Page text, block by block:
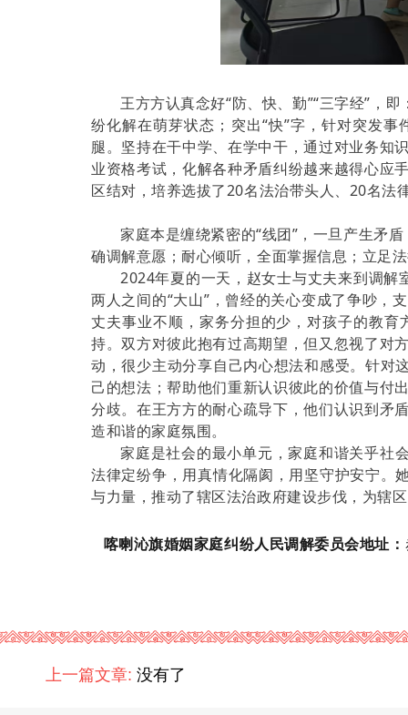
王方方认真念好“防、快、勤”“三字经”，
纷化解在萌芽状态；突出“快”字，针对突发
腿。坚持在干中学、在学中干，通过对业务知
业资格考试，化解各种矛盾纠纷越来越得心应
区结对，培养选拔了20名法治带头人、20名法
家庭本是缠绕紧密的“线团”，一旦产生矛
确调解意愿；耐心倾听，全面掌握信息；立足
2024年夏的一天，赵女士与丈夫来到调
两人之间的“大山”，曾经的关心变成了争吵，
丈夫事业不顺，家务分担的少，对孩子的教
持。双方对彼此抱有过高期望，但又忽视了对
动，很少主动分享自己内心想法和感受。针对
己的想法；帮助他们重新认识彼此的价值与付
分歧。在王方方的耐心疏导下，他们认识到矛
造和谐的家庭氛围。
家庭是社会的最小单元，家庭和谐关乎社
法律定纷争，用真情化隔阂，用坚守护安宁。
与力量，推动了辖区法治政府建设步伐，为辖
喀喇沁旗婚姻家庭纠纷人民调解委员会地址：
上一篇文章: 没有了